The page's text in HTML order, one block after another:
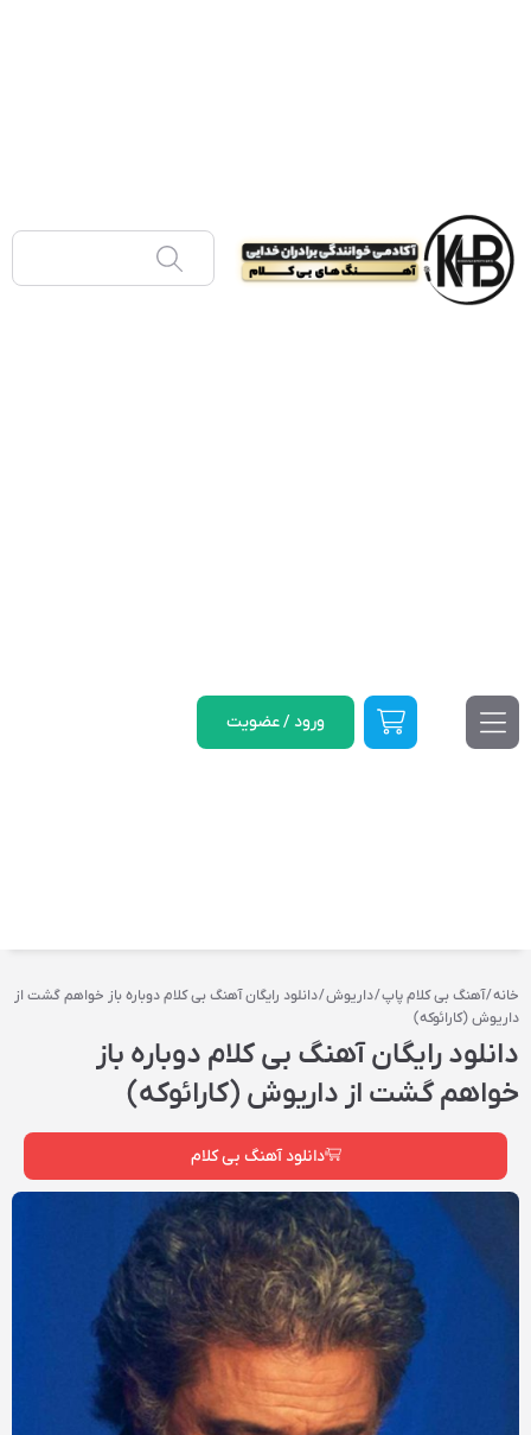
ورود / عضویت
خانه/آهنگ بی کلام پاپ/داریوش/ دانلود رایگان آهنگ بی کلام دوباره باز خواهم گشت از
داریوش (کارائوکه)
دانلود رایگان آهنگ بی کلام دوباره باز
خواهم گشت از داریوش (کارائوکه)
دانلود آهنگ بی کلام